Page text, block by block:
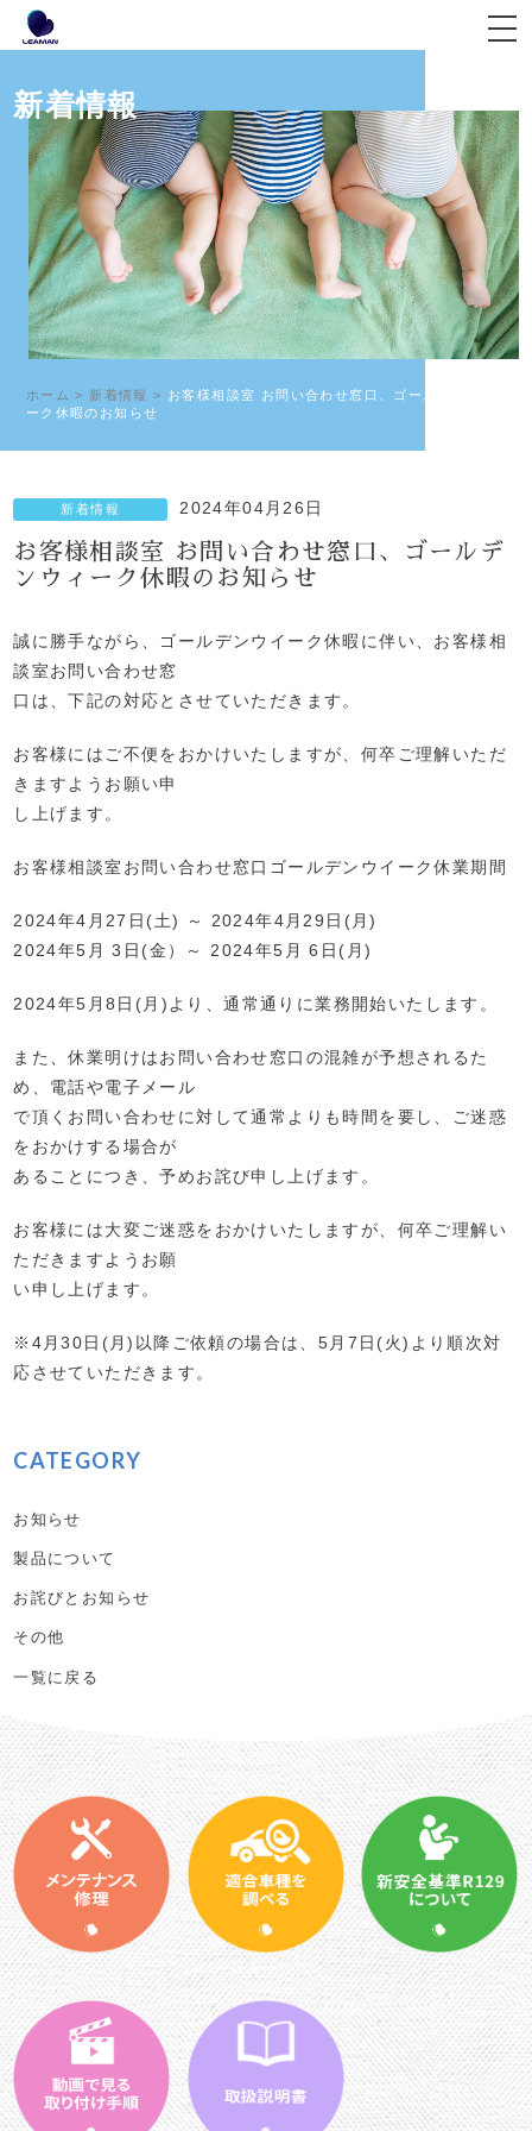
新着情報
ホーム> 新着情報 > お客様相談室 お問い合わせ窓口、ゴールデンウィ
ーク休暇のお知らせ
新着情報 2024年04月26日
お客様相談室 お問い合わせ窓口、ゴールデ
ンウィーク休暇のお知らせ
誠に勝手ながら、ゴールデンウイーク休暇に伴い、お客様相
談室お問い合わせ窓
口は、下記の対応とさせていただきます。
お客様にはご不便をおかけいたしますが、何卒ご理解いただ
きますようお願い申
し上げます。
お客様相談室お問い合わせ窓口ゴールデンウイーク休業期間
2024年4月27日(土) ～ 2024年4月29日(月)
2024年5月 3日(金）～ 2024年5月 6日(月)
2024年5月8日(月)より、通常通りに業務開始いたします。
また、休業明けはお問い合わせ窓口の混雑が予想されるた
め、電話や電子メール
で頂くお問い合わせに対して通常よりも時間を要し、ご迷惑
をおかけする場合が
あることにつき、予めお詫び申し上げます。
お客様には大変ご迷惑をおかけいたしますが、何卒ご理解い
ただきますようお願
い申し上げます。
※4月30日(月)以降ご依頼の場合は、5月7日(火)より順次対
応させていただきます。
CATEGORY
お知らせ
製品について
お詫びとお知らせ
その他
一覧に戻る